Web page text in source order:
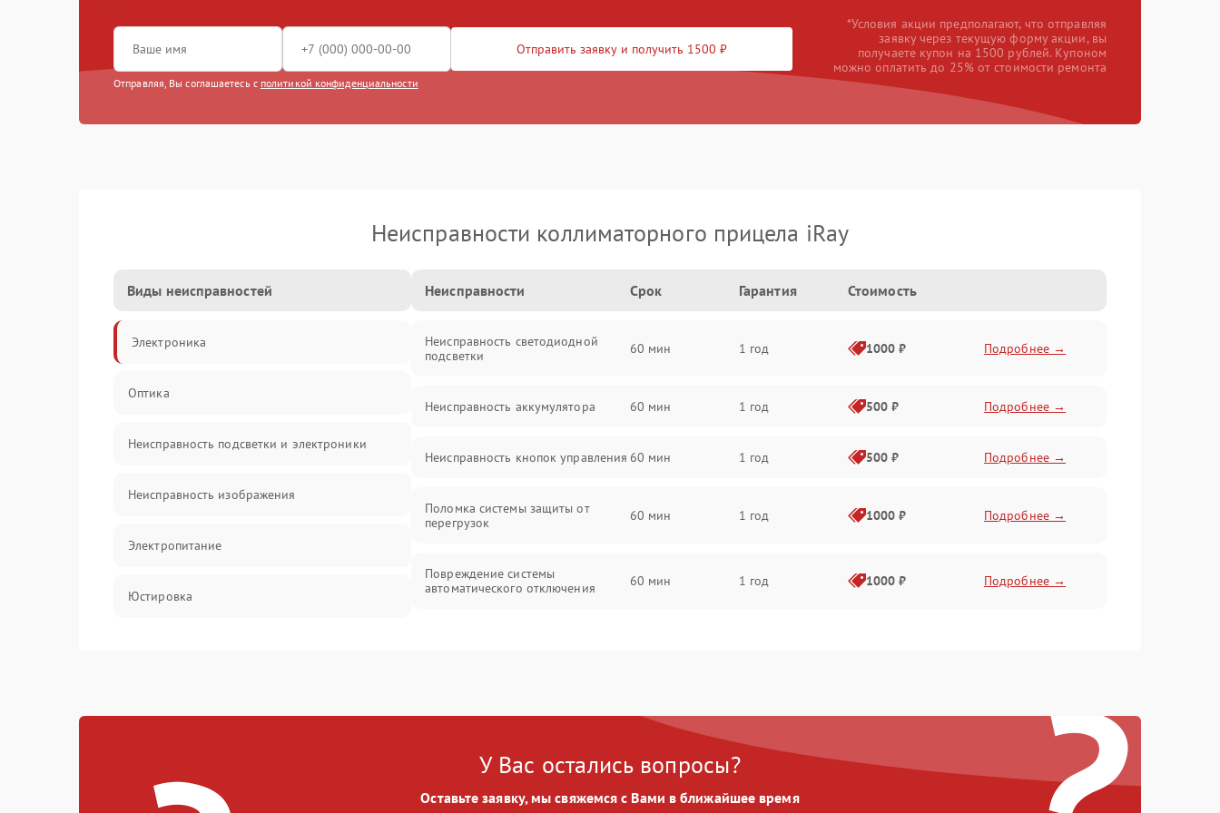
Отправить заявку и получить 1500 ₽
Отправляя, Вы соглашаетесь с политикой конфиденциальности
*Условия акции предполагают, что отправляя
заявку через текущую форму акции, вы
получаете купон на 1500 рублей. Купоном
можно оплатить до 25% от стоимости ремонта
Неисправности коллиматорного прицела iRay
Виды неисправностей
Электроника
Оптика
Неисправность подсветки и электроники
Неисправность изображения
Электропитание
Юстировка
Неисправности Срок Гарантия Стоимость
Неисправность светодиодной
подсветки
60 мин 1 год 1000 ₽ Подробнее →
Неисправность аккумулятора 60 мин 1 год 500 ₽ Подробнее →
Неисправность кнопок управления 60 мин 1 год 500 ₽ Подробнее →
Поломка системы защиты от
перегрузок
60 мин 1 год 1000 ₽ Подробнее →
Повреждение системы
автоматического отключения
60 мин 1 год 1000 ₽ Подробнее →
перегрева
Неисправность системы защиты от 60 мин Подробнее →
У Вас остались вопросы?
Оставьте заявку, мы свяжемся с Вами в ближайшее время